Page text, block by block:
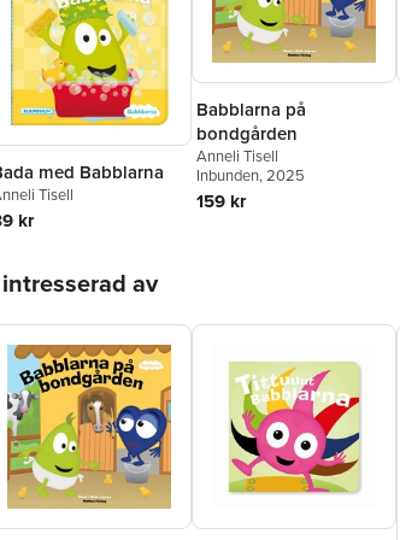
med Babblarna
Tisell
kr
Babblarna på
bondgården
Anneli Tisell
Inbunden, 2025
159 kr
av